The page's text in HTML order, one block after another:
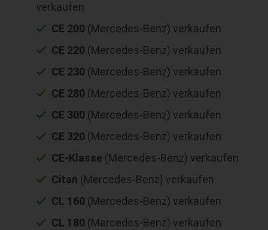
verkaufen
CE 200 (Mercedes-Benz) verkaufen
CE 220 (Mercedes-Benz) verkaufen
CE 230 (Mercedes-Benz) verkaufen
CE 280 (Mercedes-Benz) verkaufen
CE 300 (Mercedes-Benz) verkaufen
CE 320 (Mercedes-Benz) verkaufen
CE-Klasse (Mercedes-Benz) verkaufen
Citan (Mercedes-Benz) verkaufen
CL 160 (Mercedes-Benz) verkaufen
CL 180 (Mercedes-Benz) verkaufen